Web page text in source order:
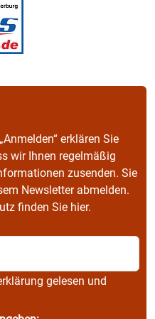
erklären Sie
wir Ihnen regelmäßig
zusenden. Sie
Newsletter abmelden.
finden Sie hier.
gelesen und